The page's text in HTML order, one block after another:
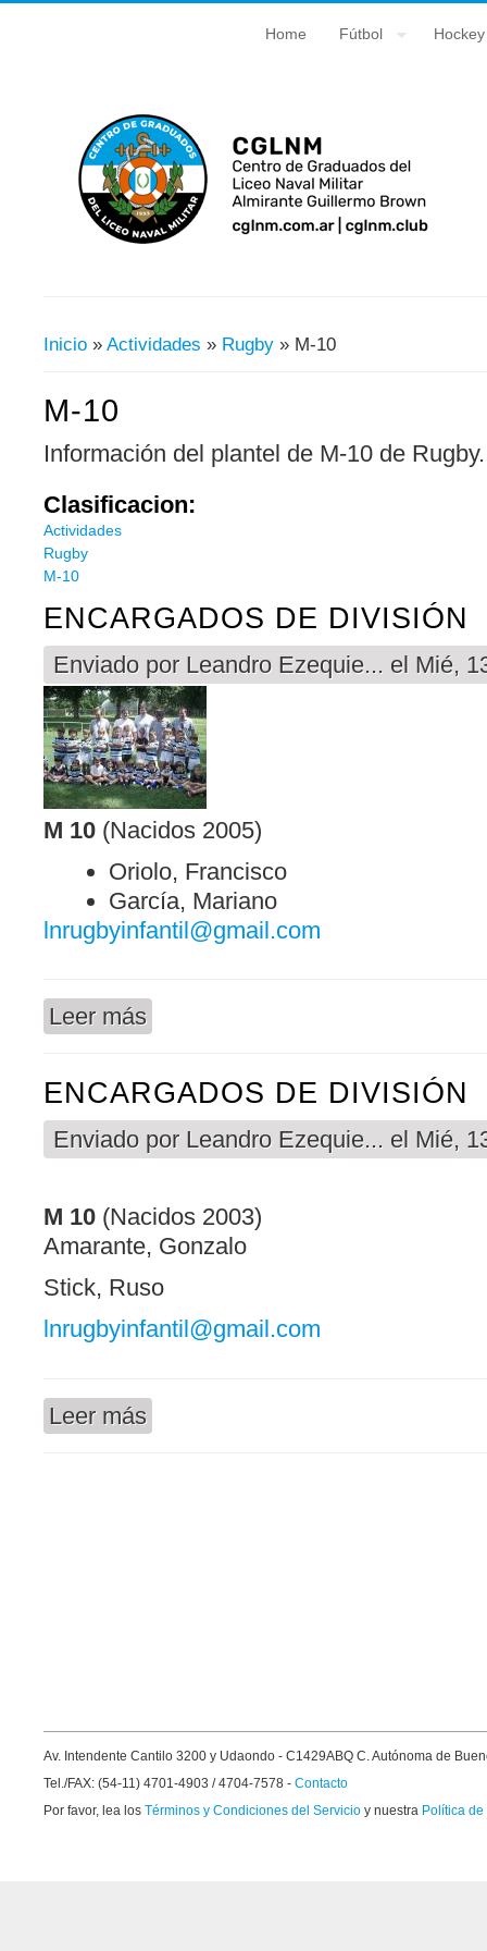
Home Fútbol Hockey
Inicio » Actividades » Rugby » M-10
M-10
Información del plantel de M-10 de Rugby.
Clasificacion:
Actividades
Rugby
M-10
ENCARGADOS DE DIVISIÓN
Enviado por Leandro Ezequie... el Mié,
M 10 (Nacidos 2005)
Oriolo, Francisco
García, Mariano
lnrugbyinfantil@gmail.com
Leer más
ENCARGADOS DE DIVISIÓN
Enviado por Leandro Ezequie... el Mié,
M 10 (Nacidos 2003)
Amarante, Gonzalo
Stick, Ruso
lnrugbyinfantil@gmail.com
Leer más
Av. Intendente Cantilo 3200 y Udaondo - C1429ABQ C. Autónoma de
Tel./FAX: (54-11) 4701-4903 / 4704-7578 - Contacto
Por favor, lea los Términos y Condiciones del Servicio y nuestra Política